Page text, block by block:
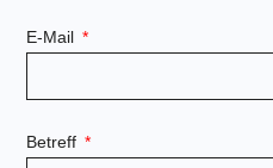
E-Mail
Betreff